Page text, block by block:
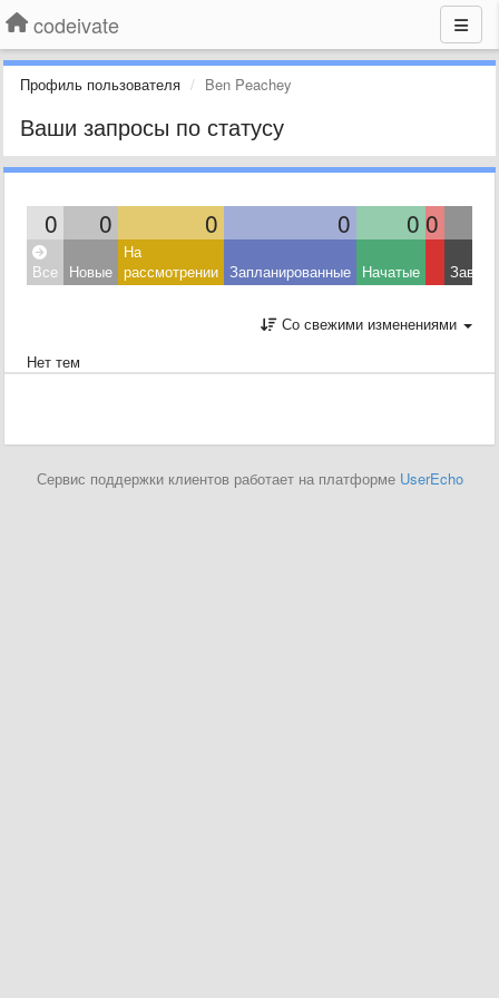
codeivate
Профиль пользователя Ben Peachey
Ваши запросы по статусу
0 0 0 0 0 0
Все Новые
На
рассмотрении Запланированные Начатые
Со свежими изменениями
Нет тем
Сервис поддержки клиентов работает на платформе UserEcho